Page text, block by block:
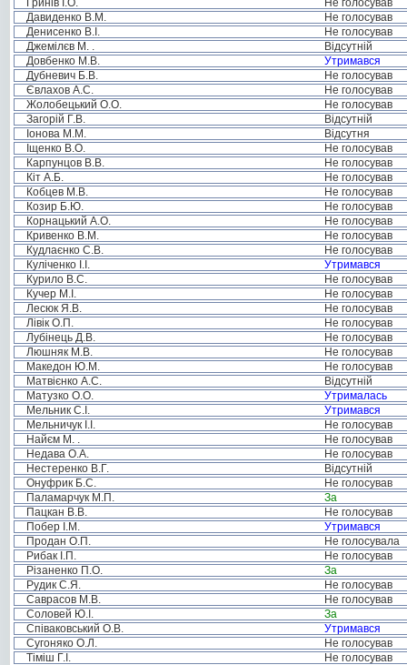
Гринів І.О.
Не голосував
Давиденко В.М.
Не голосував
Денисенко В.І.
Не голосував
Джемілєв М. .
Відсутній
Довбенко М.В.
Утримався
Дубневич Б.В.
Не голосував
Євлахов А.С.
Не голосував
Жолобецький О.О.
Не голосував
Загорій Г.В.
Відсутній
Іонова М.М.
Відсутня
Іщенко В.О.
Не голосував
Карпунцов В.В.
Не голосував
Кіт А.Б.
Не голосував
Кобцев М.В.
Не голосував
Козир Б.Ю.
Не голосував
Корнацький А.О.
Не голосував
Кривенко В.М.
Не голосував
Кудлаєнко С.В.
Не голосував
Куліченко І.І.
Утримався
Курило В.С.
Не голосував
Кучер М.І.
Не голосував
Лесюк Я.В.
Не голосував
Лівік О.П.
Не голосував
Лубінець Д.В.
Не голосував
Люшняк М.В.
Не голосував
Македон Ю.М.
Не голосував
Матвієнко А.С.
Відсутній
Матузко О.О.
Утрималась
Мельник С.І.
Утримався
Мельничук І.І.
Не голосував
Найєм М. .
Не голосував
Недава О.А.
Не голосував
Нестеренко В.Г.
Відсутній
Онуфрик Б.С.
Не голосував
Паламарчук М.П.
За
Пацкан В.В.
Не голосував
Побер І.М.
Утримався
Продан О.П.
Не голосувала
Рибак І.П.
Не голосував
Різаненко П.О.
За
Рудик С.Я.
Не голосував
Саврасов М.В.
Не голосував
Соловей Ю.І.
За
Співаковський О.В.
Утримався
Сугоняко О.Л.
Не голосував
Тіміш Г.І.
Не голосував